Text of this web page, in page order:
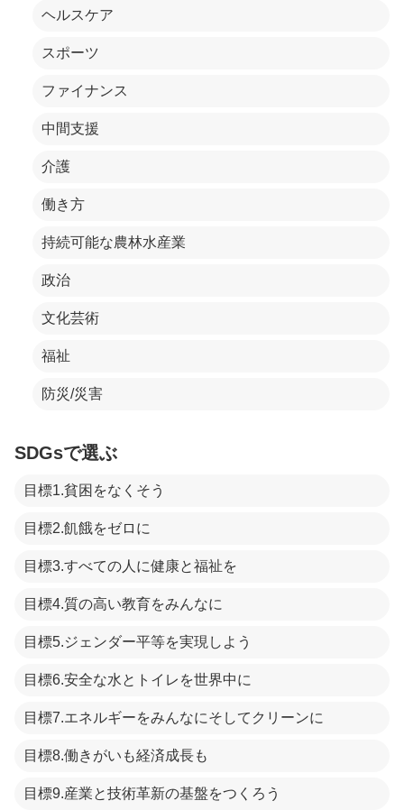
ヘルスケア
スポーツ
ファイナンス
中間支援
介護
働き方
持続可能な農林水産業
政治
文化芸術
福祉
防災/災害
SDGsで選ぶ
目標1.貧困をなくそう
目標2.飢餓をゼロに
目標3.すべての人に健康と福祉を
目標4.質の高い教育をみんなに
目標5.ジェンダー平等を実現しよう
目標6.安全な水とトイレを世界中に
目標7.エネルギーをみんなにそしてクリーンに
目標8.働きがいも経済成長も
目標9.産業と技術革新の基盤をつくろう